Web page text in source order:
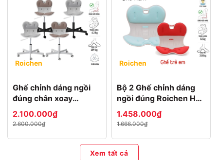
Roichen
Ghế chỉnh dáng ngồi
đúng chân xoay
Roichen WOW
2.100.000₫
2.600.000₫
Roichen
Bộ 2 Ghế chỉnh dáng
ngồi đúng Roichen Hàn
Quốc NAM/NỮ + TRẺ
EM
1.458.000₫
1.666.000₫
Xem tất cả